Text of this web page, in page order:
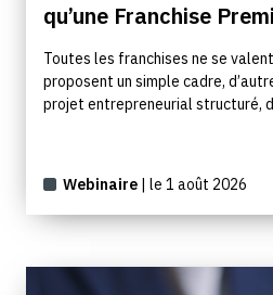
qu’une Franchise
Toutes les franchises ne se
proposent un simple cadre,
projet entrepreneurial structuré,
Webinaire | le 1 août 2026